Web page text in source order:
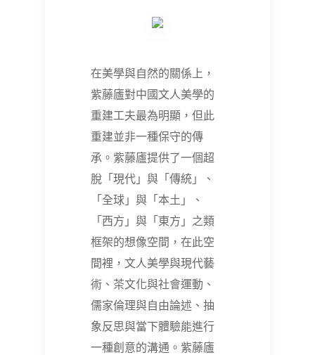
在美學與自然的關係上，
紫藤廬對中國文人美學的
重建工夫最為明顯，但此
重建並非一種保守的傳
承。紫藤廬提供了一個超
脫「現代」與「傳統」、
「全球」與「本土」、
「西方」與「東方」之類
框架的想像空間，在此空
間裡，文人美學與現代藝
術、茶文化與社會運動、
儒家倫理與自由論述、抽
象反思與當下體驗能進行
一種創意的溝通。紫藤廬